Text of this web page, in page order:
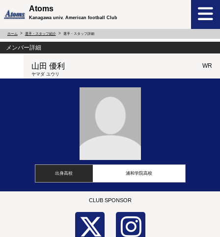
Atoms
Kanagawa univ. American football Club
ホーム 選手・スタッフ紹介 選手・スタッフ詳細
メンバー詳細
山田 優利
ヤマダ ユウリ
WR
出身高校 浦和学院高校
CLUB SPONSOR